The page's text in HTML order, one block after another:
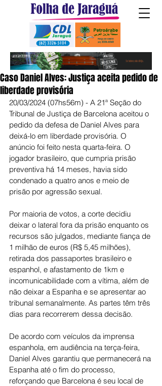
Caso Daniel Alves: Justiça aceita pedido de
liberdade provisória
20/03/2024 (07hs56m) - A 21ª Seção do
Tribunal de Justiça de Barcelona aceitou o
pedido da defesa de Daniel Alves para
deixá-lo em liberdade provisória. O
anúncio foi feito nesta quarta-feira. O
jogador brasileiro, que cumpria prisão
preventiva há 14 meses, havia sido
condenado a quatro anos e meio de
prisão por agressão sexual.
Por maioria de votos, a corte decidiu
deixar o lateral fora da prisão enquanto os
recursos são julgados, mediante fiança de
1 milhão de euros (R$ 5,45 milhões),
retirada dos passaportes brasileiro e
espanhol, e afastamento de 1km e
incomunicabilidade com a vítima, além de
não deixar a Espanha e se apresentar ao
tribunal semanalmente. As partes têm três
dias para recorrerem dessa decisão.
De acordo com veículos da imprensa
espanhola, em audiência na terça-feira,
Daniel Alves garantiu que permanecerá na
Espanha até o fim do processo,
reforçando que Barcelona é seu local de